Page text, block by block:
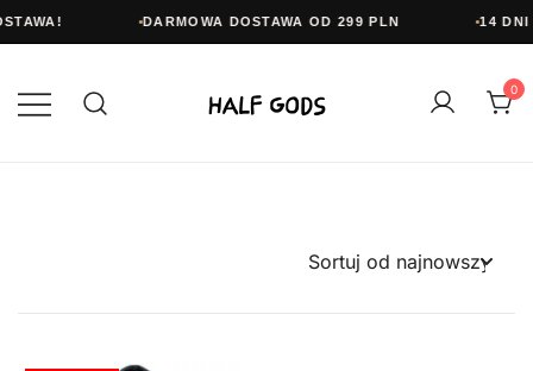
DARMOWA DOSTAWA OD 299 PLN 14 DNI
do
treści
0